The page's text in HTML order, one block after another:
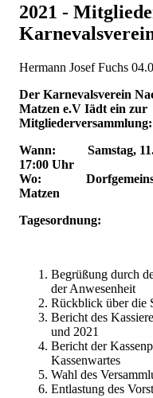
2021 -
Hermann Josef Fuchs
Der Karnevalsverein
Matzen e.V Iädt ein zur
Mitgliederversammlung:
Wann: Samstag,
17:00 Uhr
Wo:
Matzen
Tagesordnung:
Begrüßung durch
der Anwesenheit
Rückblick über die
Bericht des
und 2021
Bericht der
Kassenwartes
Wahl des
Entlastung des